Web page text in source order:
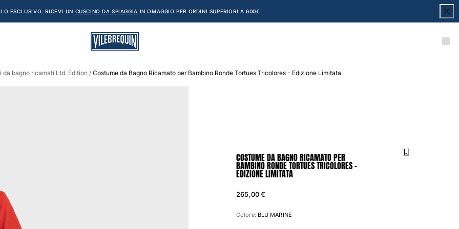
ESCLUSIVO: RICEVI UN CUSCINO DA SPIAGGIA IN OMAGGIO PER ORDINI SUPERIORI A 600€
da bagno ricamati Ltd. Edition / Costume da Bagno Ricamato per Bambino Ronde Tortues Tricolores - Edizione Limitata
COSTUME DA BAGNO RICAMATO PER
BAMBINO RONDE TORTUES TRICOLORES -
EDIZIONE LIMITATA
265,00 €
Colore: BLU MARINE